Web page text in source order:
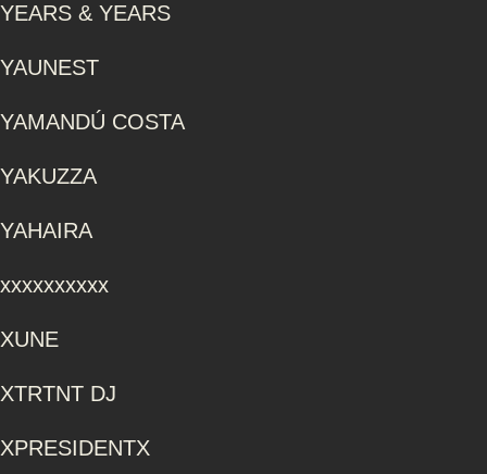
YEARS & YEARS
YAUNEST
YAMANDÚ COSTA
YAKUZZA
YAHAIRA
xxxxxxxxxx
XUNE
XTRTNT DJ
XPRESIDENTX